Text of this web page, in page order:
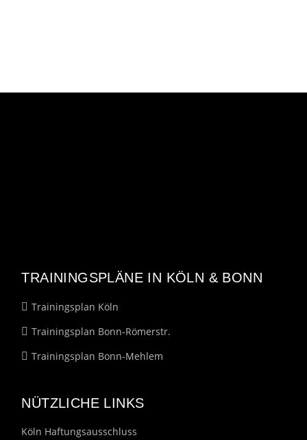
TRAININGSPLÄNE IN KÖLN & BONN
Trainingsplan Köln
Trainingsplan Bonn-Römerstr.
Trainingsplan Bonn-Mehlem
NÜTZLICHE LINKS
Köln Haftungsausschluss